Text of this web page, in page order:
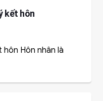
kết hôn
Hôn nhân là